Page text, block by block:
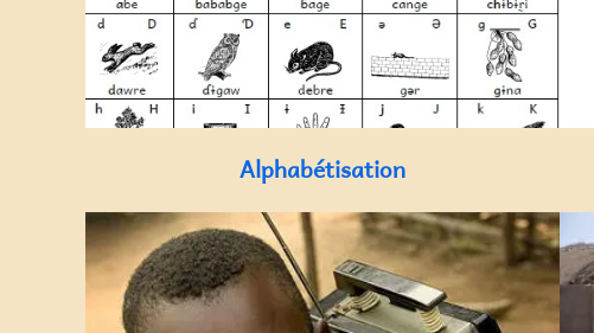
Alphabétisation